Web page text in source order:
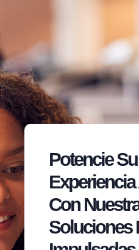
Potencie
Con
Soluciones